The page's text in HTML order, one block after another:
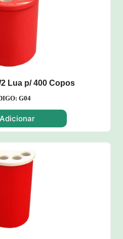
Lua p/ 400 Copos
G04
Adicionar